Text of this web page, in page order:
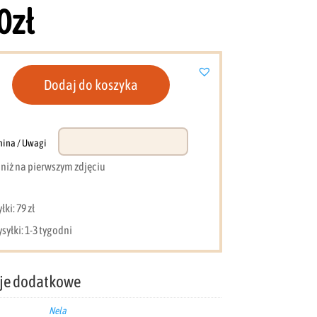
zł
Dodaj do koszyka
/ Uwagi
na pierwszym zdjęciu
79 zł
1-3 tygodni
dodatkowe
Nela